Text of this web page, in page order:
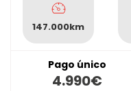
147.000km
Pago único
4.990€